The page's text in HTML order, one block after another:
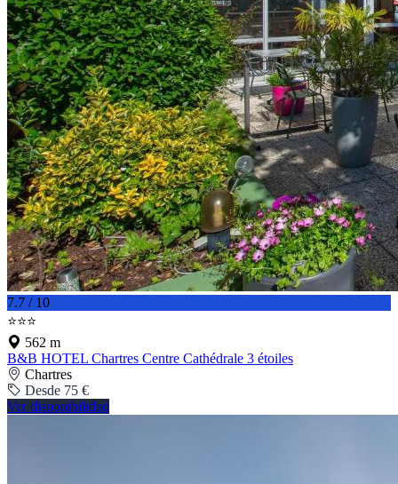
7.7 / 10
⭐⭐⭐
562 m
B&B HOTEL Chartres Centre Cathédrale 3 étoiles
Chartres
Desde 75 €
Ver disponibilidad